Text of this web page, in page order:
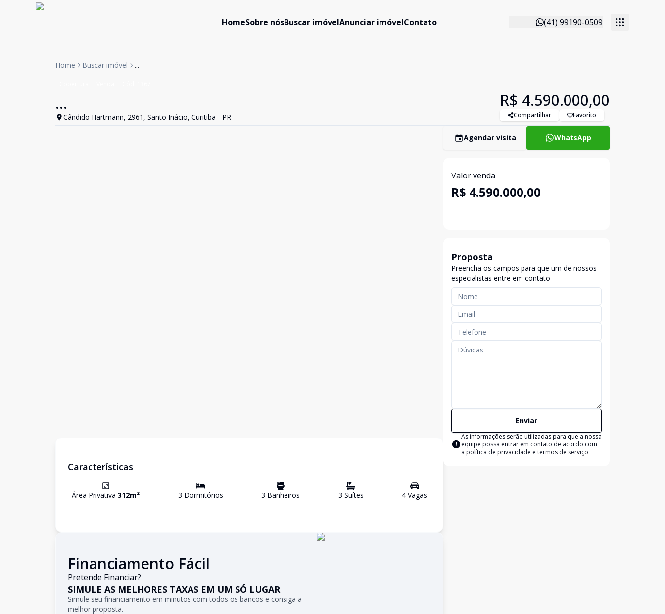
HomeSobre nósBuscar imóvelAnunciar imóvelContato (41) 99190-0509
Home Buscar imóvel ...
...
Cândido Hartmann, 2961, Santo Inácio, Curitiba - PR
R$ 4.590.000,00
Compartilhar Favorito
Características
Área Privativa 312m² 3 Dormitórios 3 Banheiros 3 Suítes 4 Vagas
Financiamento Fácil
Pretende Financiar?
SIMULE AS MELHORES TAXAS EM UM SÓ LUGAR
Simule seu financiamento em minutos com todos os bancos e consiga a
melhor proposta.
Agendar visita WhatsApp
Valor venda
R$ 4.590.000,00
Proposta
Preencha os campos para que um de nossos
especialistas entre em contato
Enviar
As informações serão utilizadas para que a nossa
equipe possa entrar em contato de acordo com
a política de privacidade e termos de serviço